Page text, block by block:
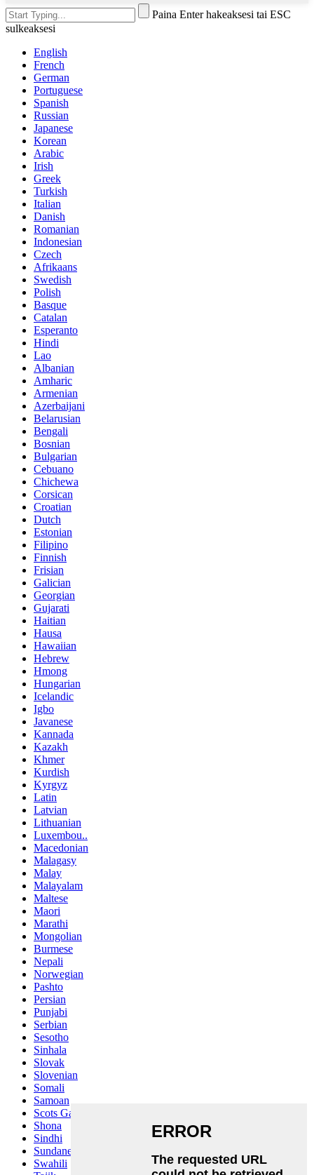
Paina Enter hakeaksesi tai ESC
sulkeaksesi
English
French
German
Portuguese
Spanish
Russian
Japanese
Korean
Arabic
Irish
Greek
Turkish
Italian
Danish
Romanian
Indonesian
Czech
Afrikaans
Swedish
Polish
Basque
Catalan
Esperanto
Hindi
Lao
Albanian
Amharic
Armenian
Azerbaijani
Belarusian
Bengali
Bosnian
Bulgarian
Cebuano
Chichewa
Corsican
Croatian
Dutch
Estonian
Filipino
Finnish
Frisian
Galician
Georgian
Gujarati
Haitian
Hausa
Hawaiian
Hebrew
Hmong
Hungarian
Icelandic
Igbo
Javanese
Kannada
Kazakh
Khmer
Kurdish
Kyrgyz
Latin
Latvian
Lithuanian
Luxembou..
Macedonian
Malagasy
Malay
Malayalam
Maltese
Maori
Marathi
Mongolian
Burmese
Nepali
Norwegian
Pashto
Persian
Punjabi
Serbian
Sesotho
Sinhala
Slovak
Slovenian
Somali
Samoan
Scots Gaelic
Shona
Sindhi
Sundanese
Swahili